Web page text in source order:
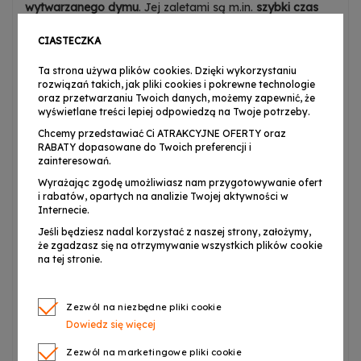
wytwarzanego dymu. Jej zaletami są m.in. szybki czas
mgły, a także
na bardzo mocnych diodachLED. Urządzenie świetnie
sprawdza się na zamkniętychscenach, wklubach
muzycznychidyskotekach, a także podczaspokazów
eventóworaz wmobilnej pracy DJ-ów.
⭐ Wytwornica dymu dla DJ-a,
zespołu, do klubu i dyskoteki
Light4Me Jet 2500
dyskoteki
prostopadłościennej obudowie, która umożliwia jej pracę
CIASTECZKA
Ta strona używa plików cookies. Dzięki wykorzystaniu
rozwiązań takich, jak pliki cookies i pokrewne technologie
oraz przetwarzaniu Twoich danych, możemy zapewnić, że
wyświetlane treści lepiej odpowiedzą na Twoje potrzeby.
Chcemy przedstawiać Ci ATRAKCYJNE OFERTY oraz
RABATY dopasowane do Twoich preferencji i
zainteresowań.
Wyrażając zgodę umożliwiasz nam przygotowywanie ofert
i rabatów, opartych na analizie Twojej aktywności w
Internecie.
Jeśli będziesz nadal korzystać z naszej strony, założymy,
że zgadzasz się na otrzymywanie wszystkich plików cookie
na tej stronie.
Zezwól na niezbędne pliki cookie
Dowiedz się więcej
Zezwól na marketingowe pliki cookie